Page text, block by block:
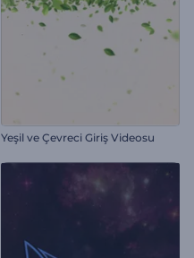
Yeşil ve Çevreci Giriş Videosu